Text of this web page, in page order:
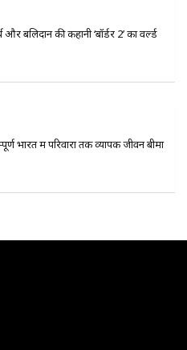
बलिदान की कहानी ‘बॉर्डर 2’ का वर्ल्ड
में परिवारों तक व्यापक जीवन बीमा